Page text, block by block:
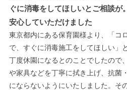
ぐに消毒をしてほしいとご相談が
安心していただけました
東京都内にある保育園様より、「コ
で、すぐに消毒施工をしてほしい」
丁度休園になるとのことでしたので
や家具などを丁寧に拭き上げ、抗菌
にならないようにいたしました。そ